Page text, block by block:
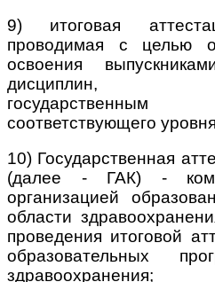
9) итоговая
проводимая с целью
освоения
дисциплин,
соответствующего
10) Государственная
(далее - ГАК) -
организацией
области
проведения итоговой
образовательных
здравоохранения;